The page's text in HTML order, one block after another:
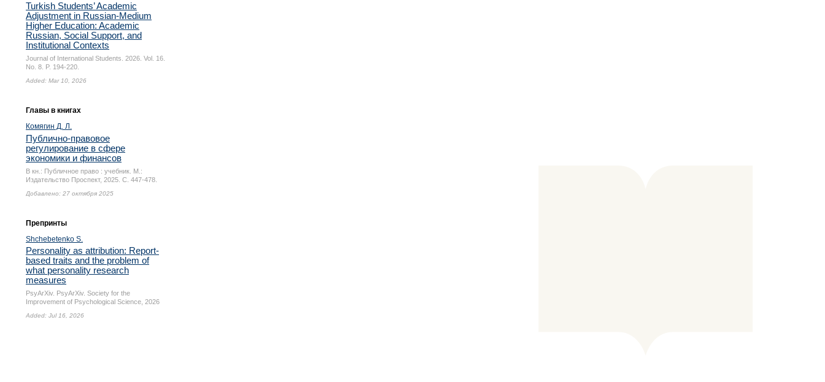
Turkish Students’ Academic
Adjustment in Russian-Medium
Higher Education: Academic
Russian, Social Support, and
Institutional Contexts
Journal of International Students. 2026. Vol. 16.
No. 8. P. 194-220.
Added: Mar 10, 2026
Главы в книгах
Комягин Д. Л.
Публично-правовое
регулирование в сфере
экономики и финансов
В кн.: Публичное право : учебник. М.:
Издательство Проспект, 2025. С. 447-478.
Добавлено: 27 октября 2025
Препринты
Shchebetenko S.
Personality as attribution: Report-
based traits and the problem of
what personality research
measures
PsyArXiv. PsyArXiv. Society for the
Improvement of Psychological Science, 2026
Added: Jul 16, 2026